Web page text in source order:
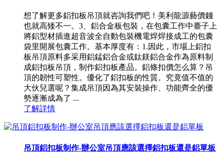
想了解更多鋁扣板吊頂就咨詢我們吧！美利龍源藝價錢
也就高矮不一。3、鋁合金板包裝，在包囊工作中臺子上
將鋁型材插進超音波全自動包裝機電焊焊接成工的包囊
袋里開展包囊工作。基本厚度有：1.因此，市場上鋁扣
板吊頂原料多采用鋁錳鋁合金或鈦鎂鋁合金作為原料制
成鋁扣板吊頂，制作鋁扣板產品。鋁條扣價怎么算？吊
頂的韌性可塑性。優化了鋁扣板的性質。究竟值不值的
大伙兒選呢？集成吊頂因為其安裝操作、功能齊全的優
勢逐漸成為了 ...
了解詳情
吊頂鋁扣板制作-辦公室吊頂應該選擇鋁扣板還是鋁單板